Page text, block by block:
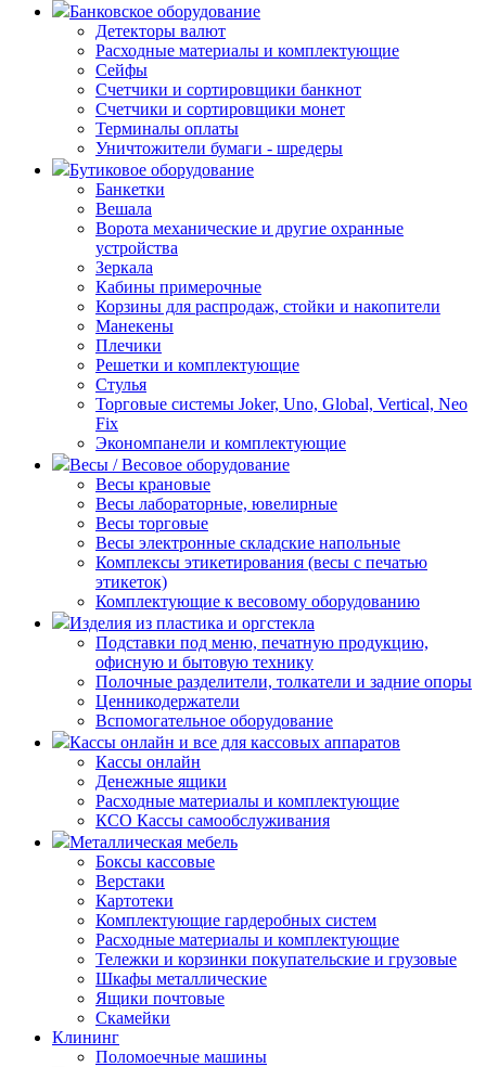
Банковское оборудование
Детекторы валют
Расходные материалы и комплектующие
Сейфы
Счетчики и сортировщики банкнот
Счетчики и сортировщики монет
Терминалы оплаты
Уничтожители бумаги - шредеры
Бутиковое оборудование
Банкетки
Вешала
Ворота механические и другие охранные
устройства
Зеркала
Кабины примерочные
Корзины для распродаж, стойки и накопители
Манекены
Плечики
Решетки и комплектующие
Стулья
Торговые системы Joker, Uno, Global, Vertical, Neo
Fix
Экономпанели и комплектующие
Весы / Весовое оборудование
Весы крановые
Весы лабораторные, ювелирные
Весы торговые
Весы электронные складские напольные
Комплексы этикетирования (весы с печатью
этикеток)
Комплектующие к весовому оборудованию
Изделия из пластика и оргстекла
Подставки под меню, печатную продукцию,
офисную и бытовую технику
Полочные разделители, толкатели и задние опоры
Ценникодержатели
Вспомогательное оборудование
Кассы онлайн и все для кассовых аппаратов
Кассы онлайн
Денежные ящики
Расходные материалы и комплектующие
КСО Кассы самообслуживания
Металлическая мебель
Боксы кассовые
Верстаки
Картотеки
Комплектующие гардеробных систем
Расходные материалы и комплектующие
Тележки и корзинки покупательские и грузовые
Шкафы металлические
Ящики почтовые
Скамейки
Клининг
Поломоечные машины